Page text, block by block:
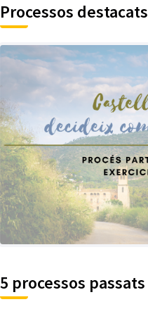
Processos destacats
5 processos passats